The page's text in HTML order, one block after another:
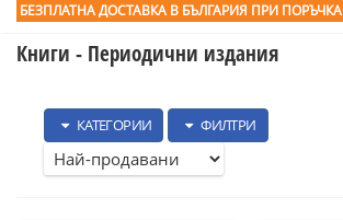
БЕЗПЛАТНА ДОСТАВКА В БЪЛГАРИЯ ПРИ ПОРЪЧКА
Книги - Периодични издания
КАТЕГОРИИ ФИЛТРИ